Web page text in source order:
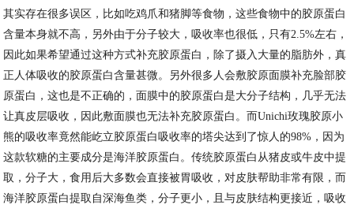
其实存在很多误区，比如吃鸡爪和猪脚等食物，这些食物中的胶原蛋白
含量本身就不高，另外由于分子较大，吸收率也很低，只有2.5%左右，
因此如果希望通过这种方式补充胶原蛋白，除了摄入大量的脂肪外，真
正人体吸收的胶原蛋白含量甚微。另外很多人会敷胶原面膜补充脸部胶
原蛋白，这也是不正确的，面膜中的胶原蛋白是大分子结构，几乎无法
让真皮层吸收，因此敷面膜也无法补充胶原蛋白。而Unichi玫瑰胶原小
熊的吸收率竟然能屹立胶原蛋白吸收率的塔尖达到了惊人的98%，因为
这款软糖的主要成分是海洋胶原蛋白。传统胶原蛋白从猪皮或牛皮中提
取，分子大，食用后大多数会直接被胃吸收，对皮肤帮助非常有限，而
海洋胶原蛋白提取自深海鱼类，分子更小，且与皮肤结构更接近，吸收